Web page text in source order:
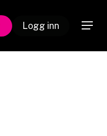
Logg inn Meny